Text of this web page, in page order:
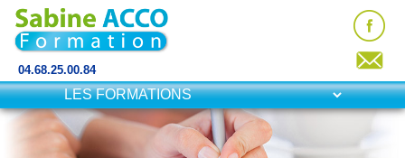
04.68.25.00.84